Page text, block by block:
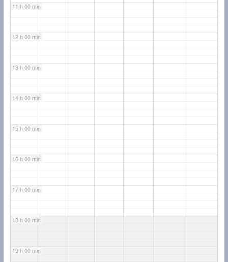
11 h 00 min
12 h 00 min
13 h 00 min
14 h 00 min
15 h 00 min
16 h 00 min
17 h 00 min
18 h 00 min
19 h 00 min